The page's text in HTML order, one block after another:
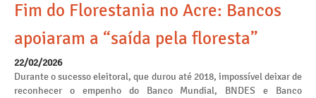
Fim do Florestania no Acre: Bancos
apoiaram a “saída pela floresta”
22/02/2026
Durante o sucesso eleitoral, que durou até 2018, impossível deixar de
reconhecer o empenho do Banco Mundial, BNDES e Banco